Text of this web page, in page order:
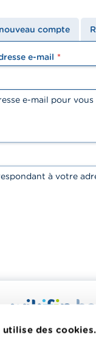
utilise des cookies.
compte
e-mail
e-mail pour
à votre
Wikifin.be veut vous